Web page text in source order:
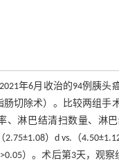
年6月收治的94例胰头
切除术）。比较两组手
淋巴结清扫数量、淋
）d vs.（
）。术后第3天，观察